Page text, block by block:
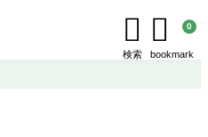

検索
 0
bookmark